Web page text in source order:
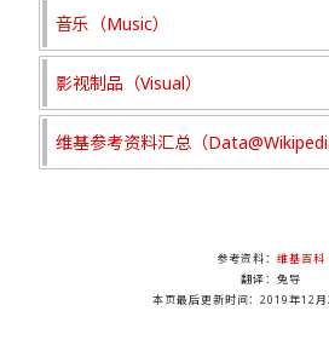
音乐（Music）
影视制品（Visual）
维基参考资料汇总（
参考资料： 维基百科
翻译：兔导
本页最后更新时间：2019年12